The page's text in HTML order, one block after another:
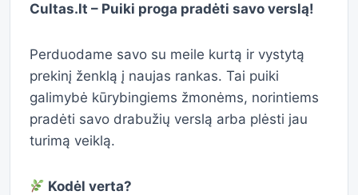
Cultas.lt – Puiki proga pradėti savo verslą!
Perduodame savo su meile kurtą ir vystytą
prekinį ženklą į naujas rankas. Tai puiki
galimybė kūrybingiems žmonėms, norintiems
pradėti savo drabužių verslą arba plėsti jau
turimą veiklą.
Kodėl verta?